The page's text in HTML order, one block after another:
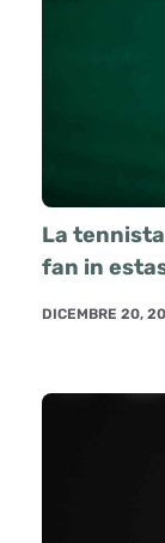
La
fan in
DICEMBRE 20,